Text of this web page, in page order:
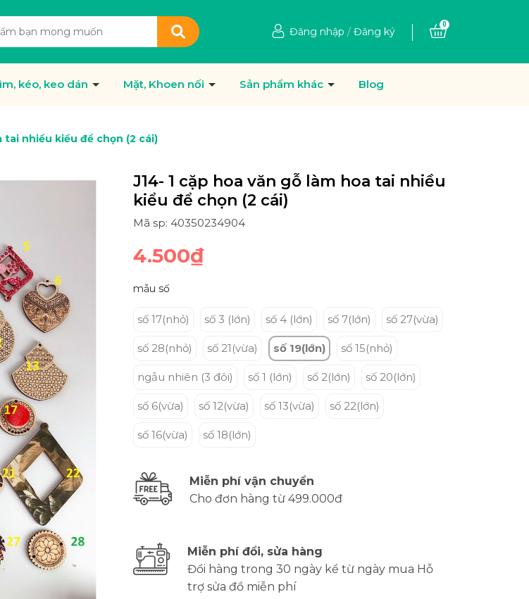
Đăng nhập / Đăng ký
0
kéo, keo dán Mặt, Khoen nối Sản phẩm khác Blog
tai nhiều kiểu để chọn (2 cái)
J14- 1 cặp hoa văn gỗ làm hoa tai nhiều
kiểu để chọn (2 cái)
Mã sp: 40350234904
4.500₫
mẫu số
số 17(nhỏ) số 3 (lớn) số 4 (lớn) số 7(lớn) số 27(vừa)
số 28(nhỏ) số 21(vừa) số 19(lớn) số 15(nhỏ)
ngẫu nhiên (3 đôi) số 1 (lớn) số 2(lớn) số 20(lớn)
số 6(vừa) số 12(vừa) số 13(vừa) số 22(lớn)
số 16(vừa) số 18(lớn)
Miễn phí vận chuyển
Cho đơn hàng từ 499.000đ
Miễn phí đổi, sửa hàng
Đổi hàng trong 30 ngày kể từ ngày mua Hỗ
trợ sửa đồ miễn phí